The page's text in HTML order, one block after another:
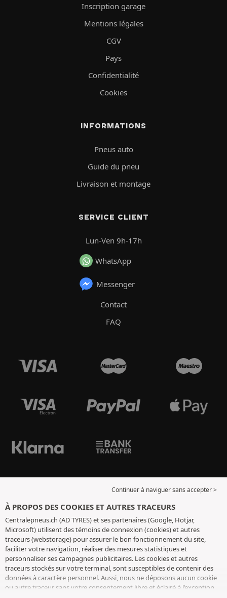
Inscription garage
Mentions légales
CGV
Pays
Confidentialité
Cookies
INFORMATIONS
Pneus auto
Guide du pneu
Livraison et montage
SERVICE CLIENT
Lun-Ven 9h-17h
WhatsApp
Messenger
Contact
FAQ
Continuer à naviguer sans accepter >
À PROPOS DES COOKIES ET AUTRES TRACEURS
Centralepneus.ch (AD TYRES) et ses partenaires (Google, Hotjar,
Microsoft) utilisent des témoins de connexion (cookies) et autres
traceurs (webstorage) pour assurer le bon fonctionnement du site,
faciliter votre navigation, réaliser des mesures statistiques et
personnaliser ses campagnes publicitaires. Les cookies et autres
traceurs stockés sur votre terminal, sont susceptibles de contenir des
données à caractère personnel. Aussi, nous ne déposons aucun cookie
ou autre traceur sans votre consentement libre et éclairé à l’exception